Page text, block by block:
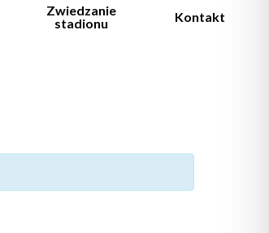
Zwiedzanie
stadionu
Kontakt